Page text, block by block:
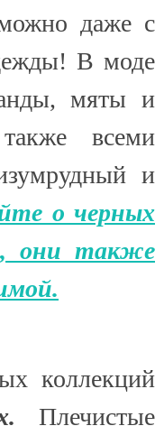
даже с
В моде
мяты и
всеми
и
о черных
они также
коллекций
Плечистые